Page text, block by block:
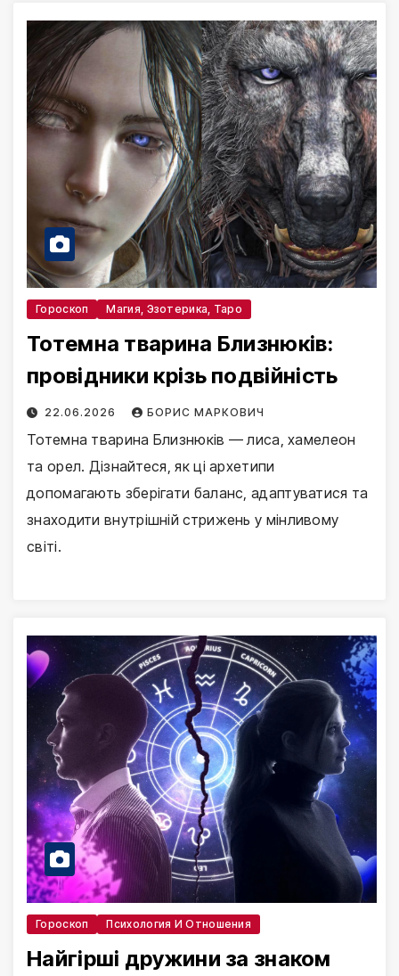
Гороскоп Магия, Эзотерика, Таро
Тотемна тварина Близнюків:
провідники крізь подвійність
22.06.2026 БОРИС МАРКОВИЧ
Тотемна тварина Близнюків — лиса, хамелеон
та орел. Дізнайтеся, як ці архетипи
допомагають зберігати баланс, адаптуватися та
знаходити внутрішній стрижень у мінливому
світі.
Гороскоп Психология И Отношения
Найгірші дружини за знаком